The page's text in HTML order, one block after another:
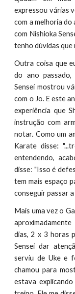
expressou várias
com a melhoria do
com Nishioka
tenho dúvidas
Outra coisa que
do ano passado,
Sensei mostrou
com o Jo. E este
experiência que
instrução com
notar. Como um
Karate disse:
entendendo,
disse: "Isso é
tem mais espaço
conseguir passar
Mais uma vez o
dias, 2 x 3 horas
Sensei dar
serviu de Uke e
chamou para
estava